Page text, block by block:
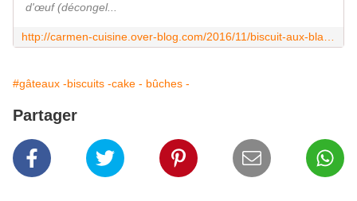
d'œuf (décongel...
#gâteaux -biscuits -cake - bûches -
Partager